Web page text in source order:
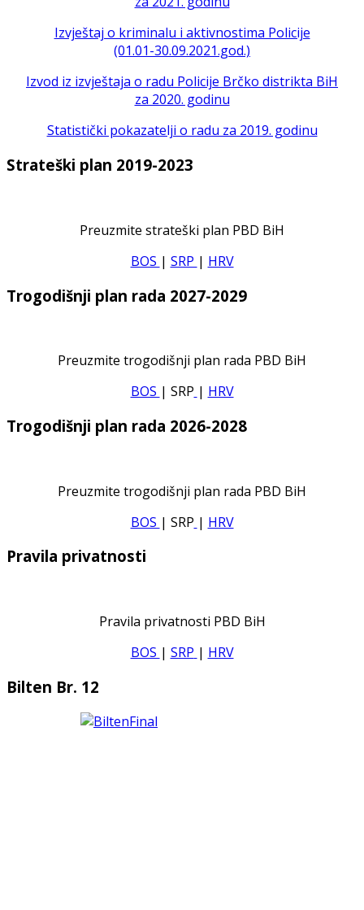
Izvještaj o kriminalu i aktivnostima Policije
(01.01-30.09.2021.god.)
Izvod iz izvještaja o radu Policije Brčko distrikta BiH
za 2020. godinu
Statistički pokazatelji o radu za 2019. godinu
Strateški plan 2019-2023
Preuzmite strateški plan PBD BiH
BOS | SRP | HRV
Trogodišnji plan rada 2027-2029
Preuzmite trogodišnji plan rada PBD BiH
BOS | SRP | HRV
Trogodišnji plan rada 2026-2028
Preuzmite trogodišnji plan rada PBD BiH
BOS | SRP | HRV
Pravila privatnosti
Pravila privatnosti PBD BiH
BOS | SRP | HRV
Bilten Br. 12